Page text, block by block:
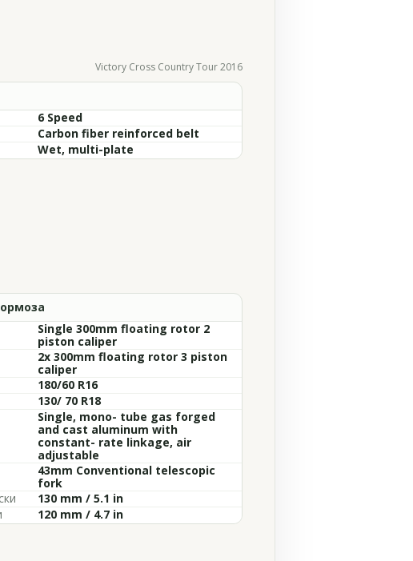
Victory Cross Country Tour 2016
6 Speed
Carbon fiber reinforced belt
Wet, multi-plate
Single 300mm floating rotor 2
piston caliper
2x 300mm floating rotor 3 piston
caliper
180/60 R16
130/ 70 R18
Single, mono- tube gas forged
and cast aluminum with
constant- rate linkage, air
adjustable
43mm Conventional telescopic
fork
130 mm / 5.1 in
120 mm / 4.7 in